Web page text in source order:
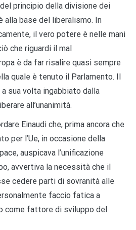
principio della divisione dei
alla base del liberalismo. In
il vero potere è nelle mani
che riguardi il mal
è da far risalire quasi sempre
quale è tenuto il Parlamento. Il
sua volta ingabbiato dalla
all’unanimità.
Einaudi che, prima ancora che
per l’Ue, in occasione della
auspicava l’unificazione
avvertiva la necessità che il
cedere parti di sovranità alle
faccio fatica a
come fattore di sviluppo del